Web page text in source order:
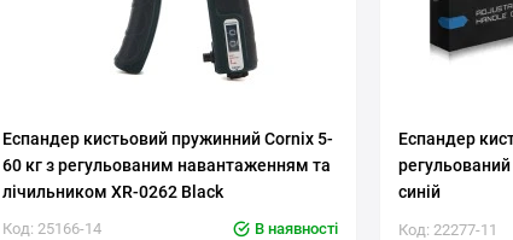
Еспандер кистьовий пружинний Cornix 5-
60 кг з регульованим навантаженням та
лічильником XR-0262 Black
Код: 25166-14 В наявності
Еспандер
синій
Код: 22277-11